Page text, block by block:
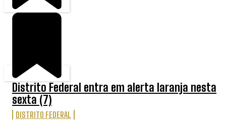
Distrito Federal entra em alerta laranja nesta
sexta (7)
DISTRITO FEDERAL